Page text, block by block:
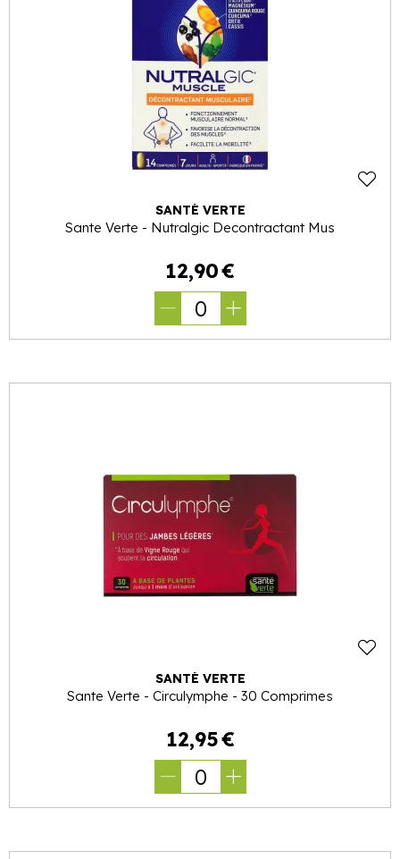
SANTÉ VERTE
Sante Verte - Nutralgic Decontractant Mus
12,90€
0
SANTÉ VERTE
Sante Verte - Circulymphe - 30 Comprimes
12,95€
0